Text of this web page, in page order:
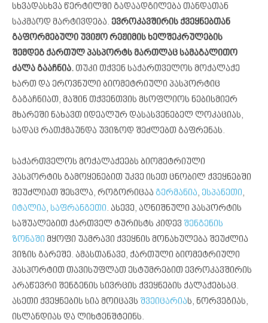
სხვადასხვა წერტილში გადაადგილება თანდათან
საკმაოდ მარტივდება. ევროკავშირის ქვეყნებთან
გაფორმებული უვიჟო რეჟიმის ხელშეკრულების
შემდეგ ქართულ პასპორტს მართლაც სამაგალითო
ძალა გააჩნია. თუკი თქვენ საქართველოს მოქალაქე
ხართ და ეროვნული ბიომეტრიული პასპორტიც
გაგაჩნიათ, მაშინ თქვენთვის მსოფლიოს ნებისმიერ
მხარეში ნახავთ იდეალურ დასასვენებელ ლოკაციას,
სადაც რათქმაუნდა უვიზოდ შეძლებთ გაფრენას.
საქართველოს მოქალაქეებს ბიომეტრიული
პასპორტის გამოყენებით უკვე ისეთ ცნობილ ქვეყნებში
შეუძლიათ შესვლა, როგორიცაა გერმანია, ესპანეთი,
იტალია, საფრანგეთი. ასევე, აღნიშნული პასპორტის
საშუალებით ქართველ ტურისტს კიდევ შენგენის
ზონაში მყოფი უამრავი ქვეყნის მონახულება შეუძლია
ვიზის გარეშე. ამასთანავე, ქართული ბიომეტრიული
პასპორტით თავისუფლათ ესტუმრებით ევროკავშირის
არაწევრი შენგენის სივრცის ქვეყნების ქალაქებსაც.
ასეთი ქვეყნების სია მოიცავს შვეიცარიას, ნორვეგიას,
ისლანდიას და ლიხტენშტეინს.